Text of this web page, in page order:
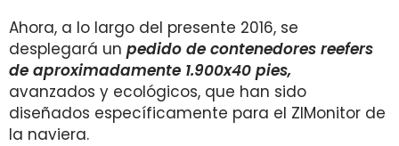
Ahora, a lo largo del presente 2016, se
desplegará un pedido de contenedores reefers
de aproximadamente 1.900x40 pies,
avanzados y ecológicos, que han sido
diseñados específicamente para el ZIMonitor de
la naviera.